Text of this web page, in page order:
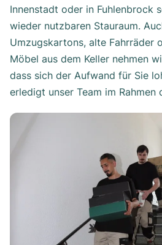
Innenstadt oder in Fuhlenbrock
wieder nutzbaren Stauraum.
Umzugskartons, alte Fahrräder
Möbel aus dem Keller nehmen
dass sich der Aufwand für Sie
erledigt unser Team im Rahmen